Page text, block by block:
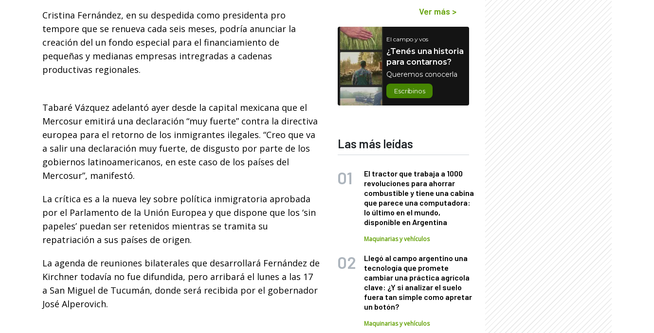
Cristina Fernández, en su despedida como presidenta pro
tempore que se renueva cada seis meses, podría anunciar la
creación del un fondo especial para el financiamiento de
pequeñas y medianas empresas intregradas a cadenas
productivas regionales.
Tabaré Vázquez adelantó ayer desde la capital mexicana que el
Mercosur emitirá una declaración “muy fuerte” contra la directiva
europea para el retorno de los inmigrantes ilegales. “Creo que va
a salir una declaración muy fuerte, de disgusto por parte de los
gobiernos latinoamericanos, en este caso de los países del
Mercosur”, manifestó.
La crítica es a la nueva ley sobre política inmigratoria aprobada
por el Parlamento de la Unión Europea y que dispone que los ‘sin
papeles’ puedan ser retenidos mientras se tramita su
repatriación a sus países de origen.
La agenda de reuniones bilaterales que desarrollará Fernández de
Kirchner todavía no fue difundida, pero arribará el lunes a las 17
a San Miguel de Tucumán, donde será recibida por el gobernador
José Alperovich.
Ver más >
El campo y vos
¿Tenés una historia
para contarnos?
Queremos conocerla
Escribinos
Las más leídas
El tractor que trabaja a 1000
revoluciones para ahorrar
combustible y tiene una cabina
que parece una computadora:
lo último en el mundo,
disponible en Argentina
Maquinarias y vehículos
Llegó al campo argentino una
tecnología que promete
cambiar una práctica agrícola
clave: ¿Y si analizar el suelo
fuera tan simple como apretar
un botón?
Maquinarias y vehículos